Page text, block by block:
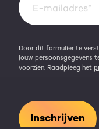
Door dit formulier te
jouw persoonsgegevens
voorzien. Raadpleeg het